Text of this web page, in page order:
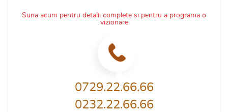
Suna acum pentru detalii complete si pentru a programa o
vizionare
0729.22.66.66
0232.22.66.66